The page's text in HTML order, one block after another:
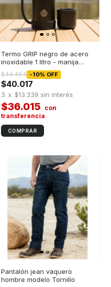
Termo GRIP negro de acero
inoxidable 1 litro - manija
Negra
$40.017
-10% OFF
$44.464
$36.015
3 x $13.339 sin interés
Pantalón jean vaquero
hombre modelo Tornillo